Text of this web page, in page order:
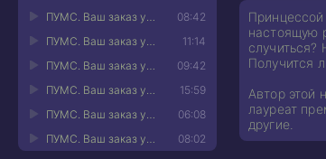
08:42
ПУМС. Ваш заказ уже колдуется! 10
11:14
ПУМС. Ваш заказ уже колдуется! 11
09:42
ПУМС. Ваш заказ уже колдуется! 12
15:59
ПУМС. Ваш заказ уже колдуется! 13
06:08
ПУМС. Ваш заказ уже колдуется! 14
08:02
ПУМС. Ваш заказ уже колдуется! 15
настоящую
Получится
Автор этой
лауреат
другие.